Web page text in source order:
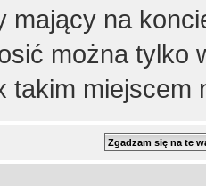
mający na
można tylko
takim miejscem